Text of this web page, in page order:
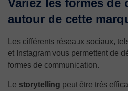
Variez les formes de
autour de cette
Les différents réseaux sociaux,
et Instagram vous permettent de
formes de communication.
Le storytelling peut être très